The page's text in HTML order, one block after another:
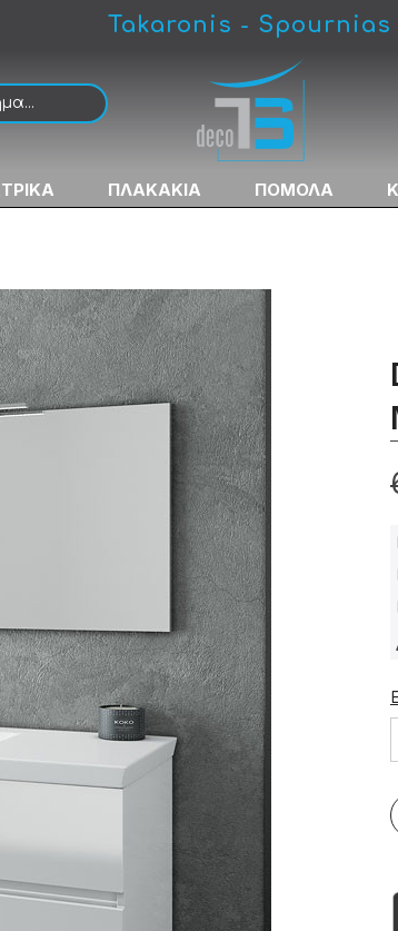
Takaronis - Spournias
ΠΛΑΚΑΚΙΑ ΠΟΜΟΛΑ